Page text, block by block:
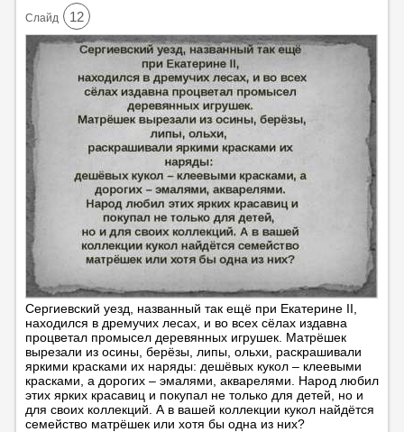
Cлайд 12
Сергиевский уезд, названный так ещё при Екатерине II,
находился в дремучих лесах, и во всех сёлах издавна
процветал промысел деревянных игрушек. Матрёшек
вырезали из осины, берёзы, липы, ольхи, раскрашивали
яркими красками их наряды: дешёвых кукол – клеевыми
красками, а дорогих – эмалями, акварелями. Народ любил
этих ярких красавиц и покупал не только для детей, но и
для своих коллекций. А в вашей коллекции кукол найдётся
семейство матрёшек или хотя бы одна из них?